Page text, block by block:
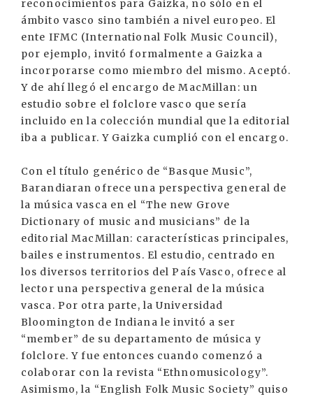
reconocimientos para Gaizka, no sólo en el
ámbito vasco sino también a nivel europeo. El
ente IFMC (International Folk Music Council),
por ejemplo, invitó formalmente a Gaizka a
incorporarse como miembro del mismo. Aceptó.
Y de ahí llegó el encargo de MacMillan: un
estudio sobre el folclore vasco que sería
incluido en la colección mundial que la editorial
iba a publicar. Y Gaizka cumplió con el encargo.
Con el título genérico de “Basque Music”,
Barandiaran ofrece una perspectiva general de
la música vasca en el “The new Grove
Dictionary of music and musicians” de la
editorial MacMillan: características principales,
bailes e instrumentos. El estudio, centrado en
los diversos territorios del País Vasco, ofrece al
lector una perspectiva general de la música
vasca. Por otra parte, la Universidad
Bloomington de Indiana le invitó a ser
“member” de su departamento de música y
folclore. Y fue entonces cuando comenzó a
colaborar con la revista “Ethnomusicology”.
Asimismo, la “English Folk Music Society” quiso